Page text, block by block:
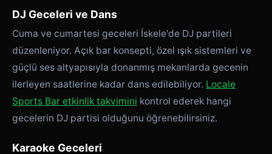
DJ Geceleri ve Dans
Cuma ve cumartesi geceleri İskele'de DJ partileri
düzenleniyor. Açık bar konsepti, özel ışık sistemleri ve
güçlü ses altyapısıyla donanmış mekanlarda gecenin
ilerleyen saatlerine kadar dans edilebiliyor. Locale
Sports Bar etkinlik takvimini kontrol ederek hangi
gecelerin DJ partisi olduğunu öğrenebilirsiniz.
Karaoke Geceleri